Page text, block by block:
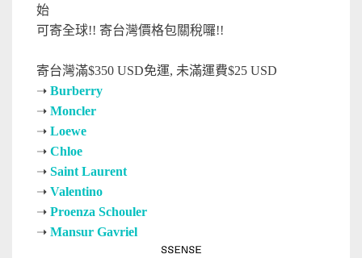
始
可寄全球!! 寄台灣價格包關稅囉!!
寄台灣滿$350 USD免運, 未滿運費$25 USD
➝ Burberry
➝ Moncler
➝ Loewe
➝ Chloe
➝ Saint Laurent
➝ Valentino
➝ Proenza Schouler
➝ Mansur Gavriel